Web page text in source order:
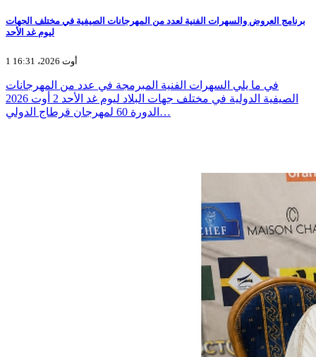
برنامج العروض والسهرات الفنية لعدد من المهرجانات الصيفية في مختلف الجهات
ليوم غد الأحد
1 أوت 2026، 16:31
في ما يلي السهرات الفنية المبرمجة في عدد من المهرجانات
الصيفية الدولية في مختلف جهات البلاد ليوم غد الأحد 2 أوت 2026
الدورة 60 لمهرجان قرطاج الدولي…